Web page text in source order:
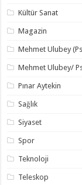
Kültür Sanat
Magazin
Mehmet Ulubey
Mehmet Ulubey/
Pınar Aytekin
Sağlık
Siyaset
Spor
Teknoloji
Teleskop